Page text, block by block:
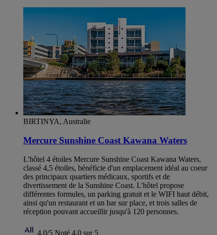
BIRTINYA, Australie
Mercure Sunshine Coast Kawana Waters
L'hôtel 4 étoiles Mercure Sunshine Coast Kawana Waters,
classé 4,5 étoiles, bénéficie d'un emplacement idéal au coeur
des principaux quartiers médicaux, sportifs et de
divertissement de la Sunshine Coast. L'hôtel propose
différentes formules, un parking gratuit et le WIFI haut débit,
ainsi qu'un restaurant et un bar sur place, et trois salles de
réception pouvant accueillir jusqu'à 120 personnes.
4,0/5 Noté 4,0 sur 5